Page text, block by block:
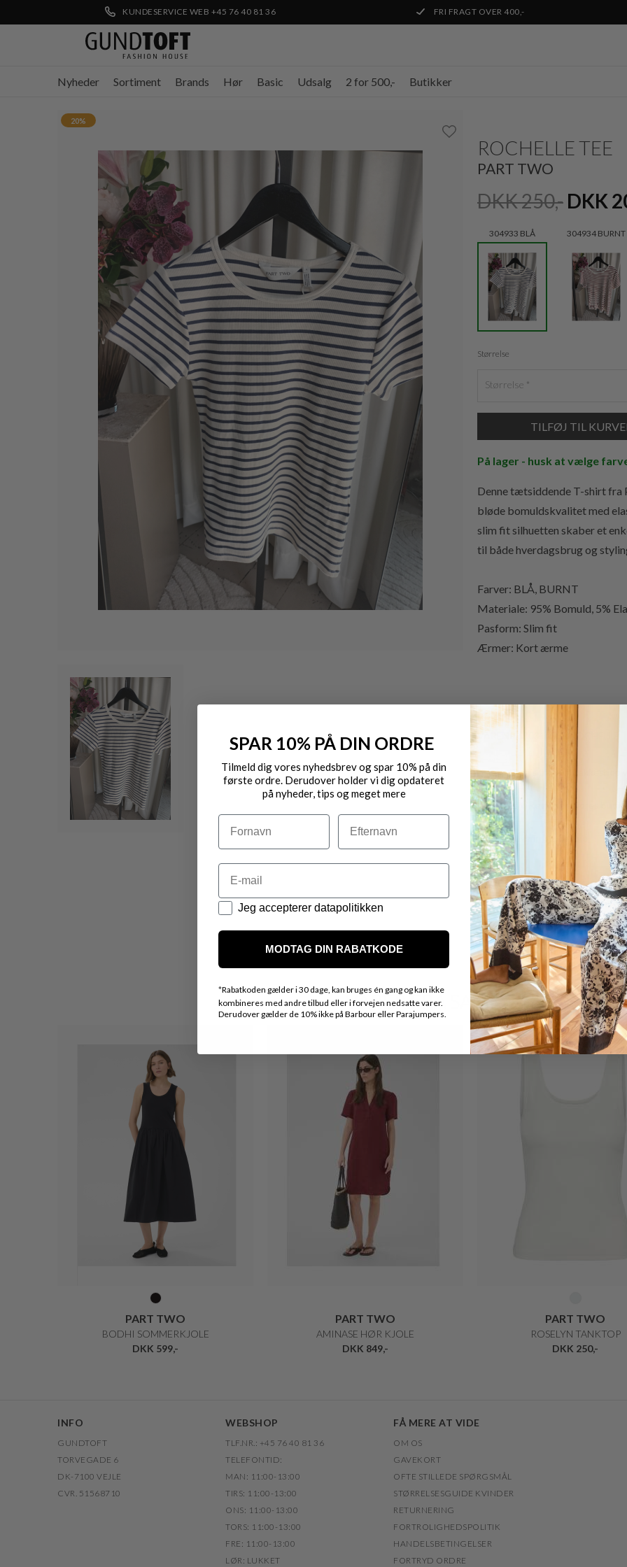
KUNDESERVICE WEB +45 76 40 81 36 FRI FRAGT OVER 400,-
Nyheder Sortiment Brands Hør Basic Udsalg 2 for 500,- Butikker
20%
ROCHELLE TEE
PART TWO
DKK 250,- DKK
304933 BLÅ 304934 BURNT
Størrelse
Størrelse
På lager - husk at vælge
Denne tætsiddende T-shirt fra
bløde bomuldskvalitet med
slim fit silhuetten skaber et
til både hverdagsbrug og
Farver: BLÅ, BURNT
Materiale: 95% Bomuld, 5%
Pasform: Slim fit
Ærmer: Kort ærme
VARENR.: 30310589 ROCHELLE
Gratis fragt til pakkeshop
Byt/Returnér i vores
Levering 1-3 dage
OBS.
Ikke alle vores varer på
Kontakt din nærmeste
VARER FRA SAMME MÆRKE
PART TWO
BODHI SOMMERKJOLE
DKK 599,-
PART TWO
AMINASE HØR KJOLE
DKK 849,-
PART TWO
ROSELYN TANKTOP
DKK 250,-
INFO
GUNDTOFT
TORVEGADE 6
DK-7100 VEJLE
CVR. 51568710
WEBSHOP
TLF.NR.: +45 76 40 81 36
TELEFONTID:
MAN: 11:00-13:00
TIRS: 11:00-13:00
ONS: 11:00-13:00
TORS: 11:00-13:00
FRE: 11:00-13:00
LØR: LUKKET
FÅ MERE AT VIDE
OM OS
GAVEKORT
OFTE STILLEDE SPØRGSMÅL
STØRRELSESGUIDE KVINDER
RETURNERING
FORTROLIGHEDSPOLITIK
HANDELSBETINGELSER
FORTRYD ORDRE
SPAR 10% PÅ DIN ORDRE
Tilmeld dig vores nyhedsbrev og spar 10% på din
første ordre. Derudover holder vi dig opdateret
på nyheder, tips og meget mere
Navn Efternavn
Email
Datapolitik
Jeg accepterer datapolitikken
MODTAG DIN RABATKODE
*Rabatkoden gælder i 30 dage, kan bruges én gang og kan ikke
kombineres med andre tilbud eller i forvejen nedsatte varer.
Derudover gælder de 10% ikke på Barbour eller Parajumpers.